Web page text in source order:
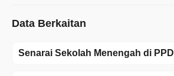
Data Berkaitan
Senarai Sekolah Menengah di